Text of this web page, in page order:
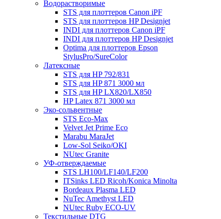
Водорастворимые
STS для плоттеров Canon iPF
STS для плоттеров HP Designjet
INDI для плоттеров Canon iPF
INDI для плоттеров HP Designjet
Optima для плоттеров Epson
StylusPro/SureColor
Латексные
STS для HP 792/831
STS для HP 871 3000 мл
STS для HP LX820/LX850
HP Latex 871 3000 мл
Эко-сольвентные
STS Eco-Max
Velvet Jet Prime Eco
Marabu MaraJet
Low-Sol Seiko/OKI
NUtec Granite
УФ-отверждаемые
STS LH100/LF140/LF200
ITSinks LED Ricoh/Konica Minolta
Bordeaux Plasma LED
NuTec Amethyst LED
NUtec Ruby ECO-UV
Текстильные DTG